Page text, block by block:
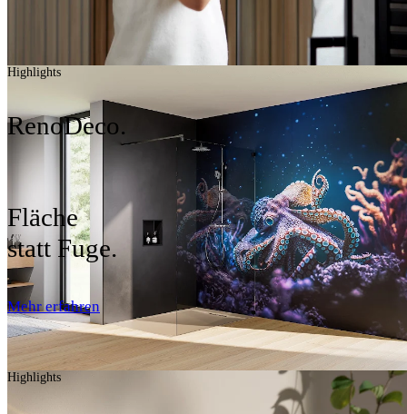
Highlights
RenoDeco.
Fläche
statt Fuge.
Mehr erfahren
Highlights